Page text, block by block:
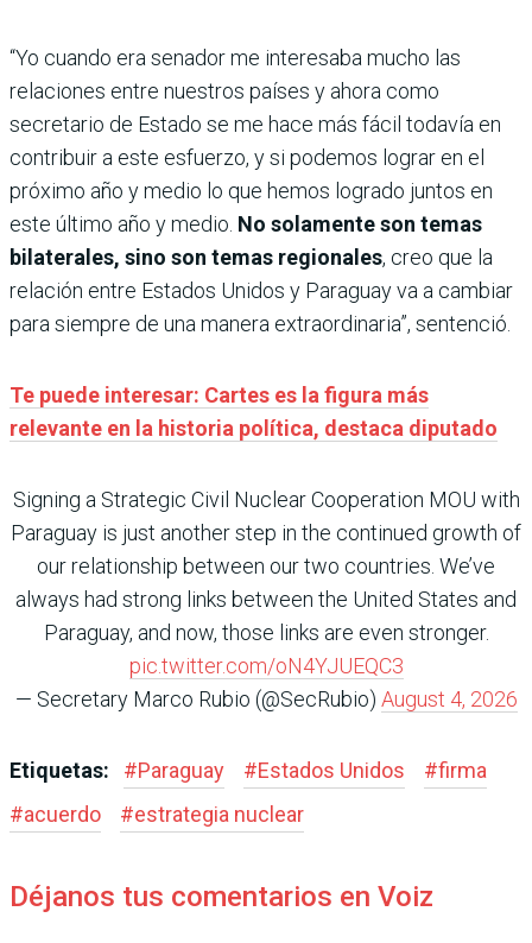
“Yo cuando era senador me interesaba mucho las
relaciones entre nuestros países y ahora como
secretario de Estado se me hace más fácil todavía en
contribuir a este esfuerzo, y si podemos lograr en el
próximo año y medio lo que hemos logrado juntos en
este último año y medio. No solamente son temas
bilaterales, sino son temas regionales, creo que la
relación entre Estados Unidos y Paraguay va a cambiar
para siempre de una manera extraordinaria”, sentenció.
Te puede interesar: Cartes es la figura más
relevante en la historia política, destaca diputado
Signing a Strategic Civil Nuclear Cooperation MOU with
Paraguay is just another step in the continued growth of
our relationship between our two countries. We’ve
always had strong links between the United States and
Paraguay, and now, those links are even stronger.
pic.twitter.com/oN4YJUEQC3
— Secretary Marco Rubio (@SecRubio) August 4, 2026
Etiquetas: #Paraguay #Estados Unidos #firma
#acuerdo #estrategia nuclear
Déjanos tus comentarios en Voiz